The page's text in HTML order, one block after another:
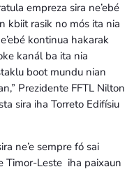
empreza sira ne’ebé
kbiit rasik no mós ita nia
kontinua hakarak
kanál ba ita nia
boot mundu nian
Prezidente FFTL Nilton
sira iha Torreto Edifísiu
ne’e sempre fó sai
Timor-Leste iha paixaun